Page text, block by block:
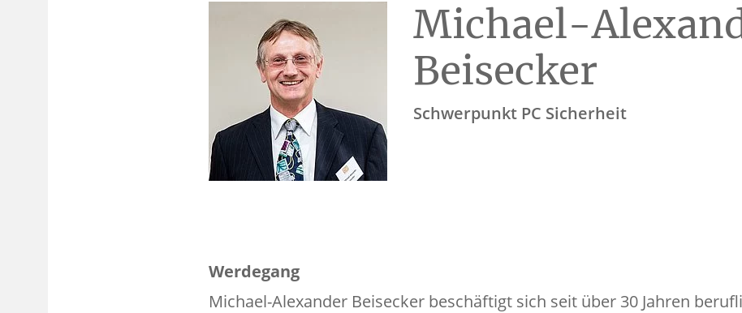
Michael-
Beisecker
Schwerpunkt PC Sicherheit
Werdegang
Michael-Alexander Beisecker beschäftigt sich seit über 30 Jahren